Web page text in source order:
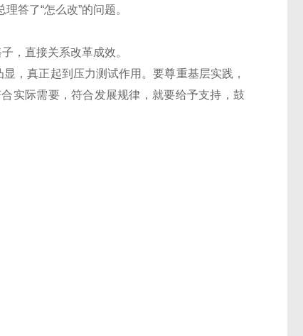
答了“怎么改”的问题。
，直接关系改革成效。
，真正起到压力测试作用。要尊重基层实践，
实际需要，符合发展规律，就要给予支持，鼓